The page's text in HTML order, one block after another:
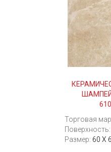
Торговая
Поверхность:
Размер: 60 Х